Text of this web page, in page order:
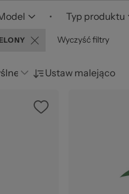
Ustaw malejąco
Typ produktu
Wyczyść filtry